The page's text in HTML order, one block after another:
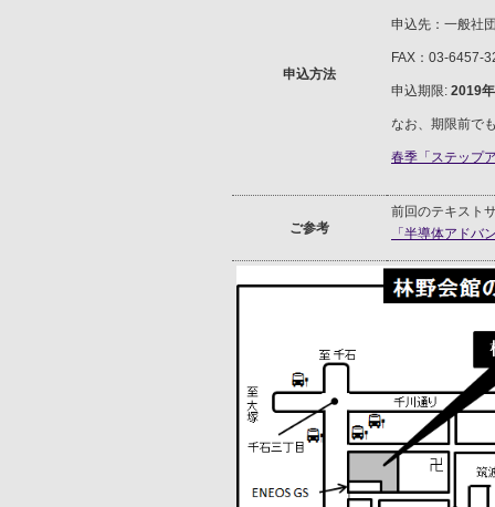
申込方法
申込先：一般社
FAX：03-6457-
申込期限: 2019
なお、期限前で
春季「ステップ
ご参考
前回のテキスト
「半導体アドバ